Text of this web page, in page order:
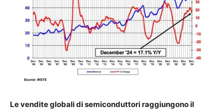
Le vendite globali di semiconduttori raggiungono il